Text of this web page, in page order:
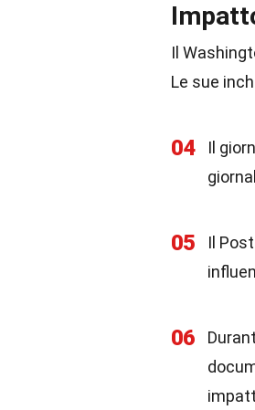
Il
Le sue
04
Il
05
Il
06